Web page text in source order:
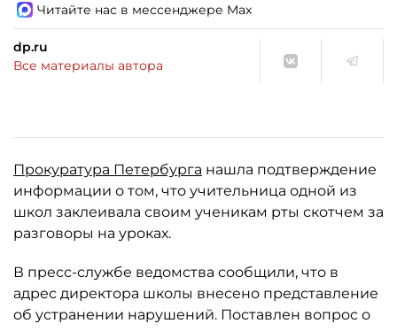
Читайте нас в мессенджере Max
dp.ru
Все материалы автора
Прокуратура Петербурга нашла подтверждение
информации о том, что учительница одной из
школ заклеивала своим ученикам рты скотчем за
разговоры на уроках.
В пресс-службе ведомства сообщили, что в
адрес директора школы внесено представление
об устранении нарушений. Поставлен вопрос о